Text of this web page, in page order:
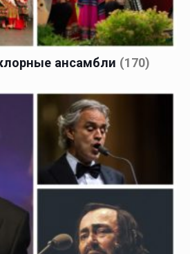
ансамбли (170)